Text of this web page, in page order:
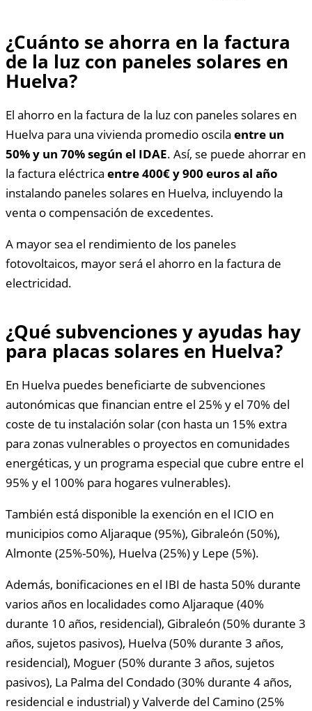
¿Cuánto se ahorra en la factura
de la luz con paneles solares en
Huelva?
El ahorro en la factura de la luz con paneles solares en
Huelva para una vivienda promedio oscila entre un
50% y un 70% según el IDAE. Así, se puede ahorrar en
la factura eléctrica entre 400€ y 900 euros al año
instalando paneles solares en Huelva, incluyendo la
venta o compensación de excedentes.
A mayor sea el rendimiento de los paneles
fotovoltaicos, mayor será el ahorro en la factura de
electricidad.
¿Qué subvenciones y ayudas hay
para placas solares en Huelva?
En Huelva puedes beneficiarte de subvenciones
autonómicas que financian entre el 25% y el 70% del
coste de tu instalación solar (con hasta un 15% extra
para zonas vulnerables o proyectos en comunidades
energéticas, y un programa especial que cubre entre el
95% y el 100% para hogares vulnerables).
También está disponible la exención en el ICIO en
municipios como Aljaraque (95%), Gibraleón (50%),
Almonte (25%-50%), Huelva (25%) y Lepe (5%).
Además, bonificaciones en el IBI de hasta 50% durante
varios años en localidades como Aljaraque (40%
durante 10 años, residencial), Gibraleón (50% durante 3
años, sujetos pasivos), Huelva (50% durante 3 años,
residencial), Moguer (50% durante 3 años, sujetos
pasivos), La Palma del Condado (30% durante 4 años,
residencial e industrial) y Valverde del Camino (25%